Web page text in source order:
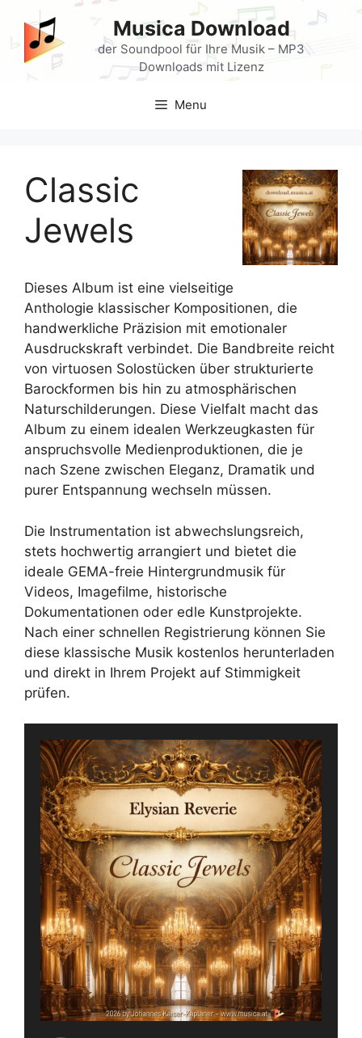
content
Musica Download
der Soundpool für Ihre Musik – MP3
Downloads mit Lizenz
Menu
Classic
Jewels
Dieses Album ist eine vielseitige
Anthologie klassischer Kompositionen, die
handwerkliche Präzision mit emotionaler
Ausdruckskraft verbindet. Die Bandbreite reicht
von virtuosen Solostücken über strukturierte
Barockformen bis hin zu atmosphärischen
Naturschilderungen. Diese Vielfalt macht das
Album zu einem idealen Werkzeugkasten für
anspruchsvolle Medienproduktionen, die je
nach Szene zwischen Eleganz, Dramatik und
purer Entspannung wechseln müssen.
Die Instrumentation ist abwechslungsreich,
stets hochwertig arrangiert und bietet die
ideale GEMA-freie Hintergrundmusik für
Videos, Imagefilme, historische
Dokumentationen oder edle Kunstprojekte.
Nach einer schnellen Registrierung können Sie
diese klassische Musik kostenlos herunterladen
und direkt in Ihrem Projekt auf Stimmigkeit
prüfen.